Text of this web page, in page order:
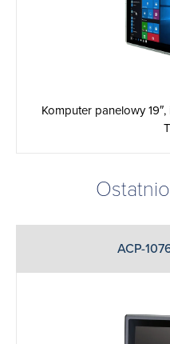
Komputer panelowy
Ostatnio
ACP-